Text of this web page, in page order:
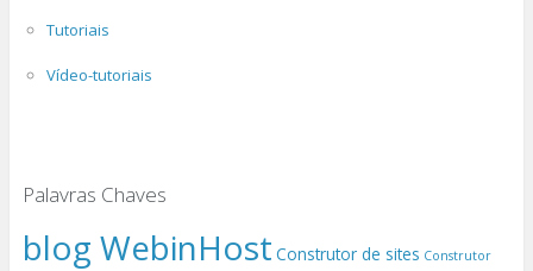
Tutoriais
Vídeo-tutoriais
Palavras Chaves
blog WebinHost Construtor de sites Construtor